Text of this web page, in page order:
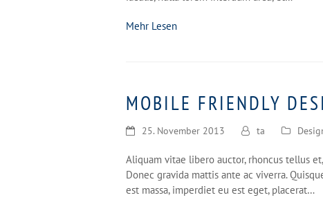
Mehr Lesen
MOBILE FRIENDLY
25. November 2013 ta
Aliquam vitae libero auctor, rhoncus tellus
Donec gravida mattis ante ac viverra.
est massa, imperdiet eu est eget, placerat…